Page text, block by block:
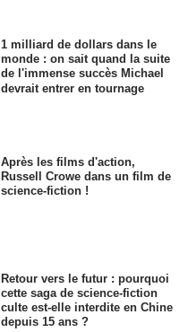
1 milliard de dollars dans le
monde : on sait quand la suite
de l'immense succès Michael
devrait entrer en tournage
Après les films d'action,
Russell Crowe dans un film de
science-fiction !
Retour vers le futur : pourquoi
cette saga de science-fiction
culte est-elle interdite en Chine
depuis 15 ans ?